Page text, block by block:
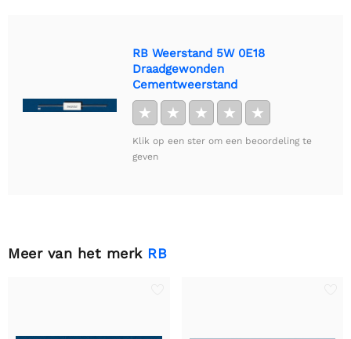
RB Weerstand 5W 0E18
Draadgewonden
Cementweerstand
★ ★ ★ ★ ★
Klik op een ster om een beoordeling te
geven
Meer van het merk RB